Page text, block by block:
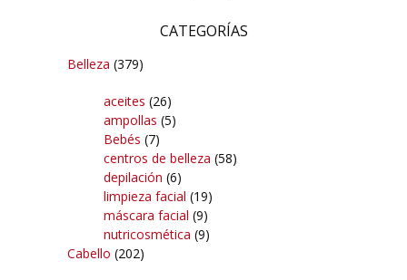
CATEGORÍAS
Belleza (379)
aceites (26)
ampollas (5)
Bebés (7)
centros de belleza (58)
depilación (6)
limpieza facial (19)
máscara facial (9)
nutricosmética (9)
Cabello (202)